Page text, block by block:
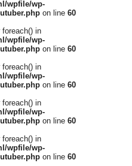
wpfile/wp-
on line 60
in
wpfile/wp-
on line 60
in
wpfile/wp-
on line 60
in
wpfile/wp-
on line 60
in
wpfile/wp-
on line 60